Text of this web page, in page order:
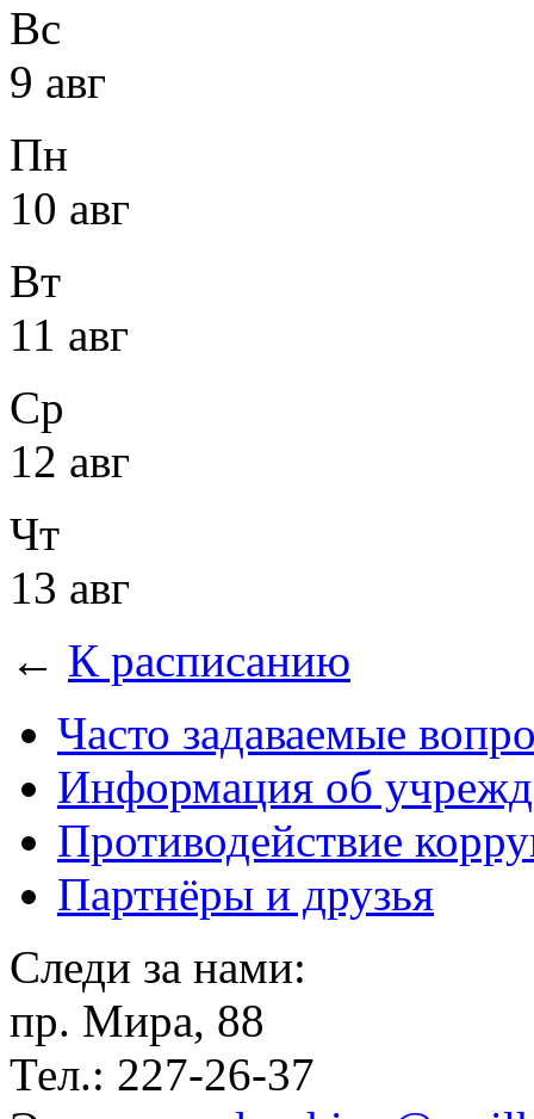
Вс
9 авг
Пн
10 авг
Вт
11 авг
Ср
12 авг
Чт
13 авг
← К расписанию
Часто задаваемые
Информация об
Противодействие
Партнёры и друзья
Следи за нами:
пр. Мира, 88
Тел.: 227-26-37